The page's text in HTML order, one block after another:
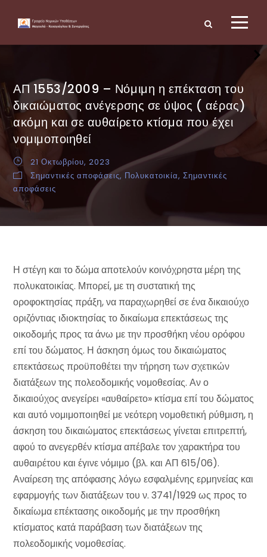
ΑΠ 1553/2009 – Νόμιμη η επέκταση του
δικαιώματος ανέγερσης σε ύψος ( αέρας)
ακόμη και σε αυθαίρετο κτίσμα που έχει
νομιμοποιηθεί
21 Οκτωβρίου, 2023
Σημαντικές αποφάσεις, Πολυκατοικία, Σημαντικές
αποφάσεις
Η στέγη και το δώμα αποτελούν κοινόχρηστα μέρη της
πολυκατοικίας. Μπορεί, με τη συστατική της
οροφοκτησίας πράξη, να παραχωρηθεί σε ένα δικαιούχο
οριζόντιας ιδιοκτησίας το δικαίωμα επεκτάσεως της
οικοδομής προς τα άνω με την προσθήκη νέου ορόφου
επί του δώματος. Η άσκηση όμως του δικαιώματος
επεκτάσεως προϋποθέτει την τήρηση των σχετικών
διατάξεων της πολεοδομικής νομοθεσίας. Αν ο
δικαιούχος ανεγείρει «αυθαίρετο» κτίσμα επί του δώματος
και αυτό νομιμοποιηθεί με νεότερη νομοθετική ρύθμιση, η
άσκηση του δικαιώματος επεκτάσεως γίνεται επιτρεπτή,
αφού το ανεγερθέν κτίσμα απέβαλε τον χαρακτήρα του
αυθαιρέτου και έγινε νόμιμο (βλ. και ΑΠ 615/06).
Αναίρεση της απόφασης λόγω εσφαλμένης ερμηνείας και
εφαρμογής των διατάξεων του ν. 3741/1929 ως προς το
δικαίωμα επέκτασης οικοδομής με την προσθήκη
κτίσματος κατά παράβαση των διατάξεων της
πολεοδομικής νομοθεσίας.